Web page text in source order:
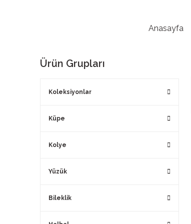
Anasayfa
Ürün Grupları
Koleksiyonlar
Küpe
Kolye
Yüzük
Bileklik